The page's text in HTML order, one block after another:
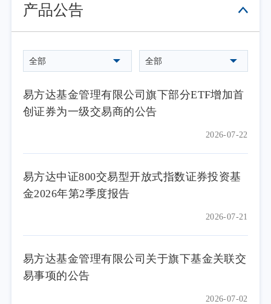
产品公告
全部 全部
易方达基金管理有限公司旗下部分ETF增加首
创证券为一级交易商的公告
2026-07-22
易方达中证800交易型开放式指数证券投资基
金2026年第2季度报告
2026-07-21
易方达基金管理有限公司关于旗下基金关联交
易事项的公告
2026-07-02